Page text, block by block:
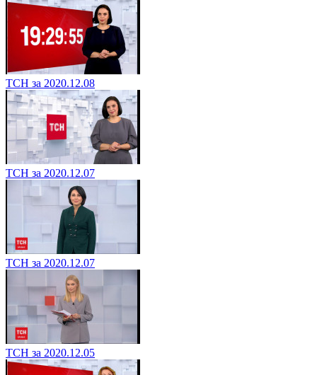
ТСН за 2020.12.08
ТСН за 2020.12.07
ТСН за 2020.12.07
ТСН за 2020.12.05